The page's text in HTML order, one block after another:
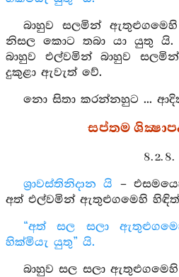
බාහුව සලමින්
නිසල කොට තබා යා යුතු යි.
බාහුව එල්වමින් බාහුව
දුකුළා ඇවැත් වේ.
නො සිතා කරන්නහුට ...
සප්තම
8. 2. 8.
ශ්‍රාවස්තිනිදාන යි –
අත් එල්වමින් ඇතුළුගමෙහි හිඳිත්
“අත් සල සලා
හික්මියැ යුතු” යි.
බාහුව සල සලා